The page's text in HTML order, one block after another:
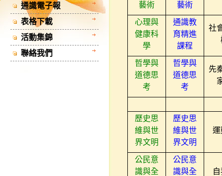
通識電子報
表格下載
活動集錦
聯絡我們
藝術
藝術
心理與
健康科
學
通識教
育精進
課程
社
哲學與
道德思
考
哲學與
道德思
考
先
歷史思
維與世
界文明
歷史思
維與世
界文明
運
公民意
識與全
公民意
識與全